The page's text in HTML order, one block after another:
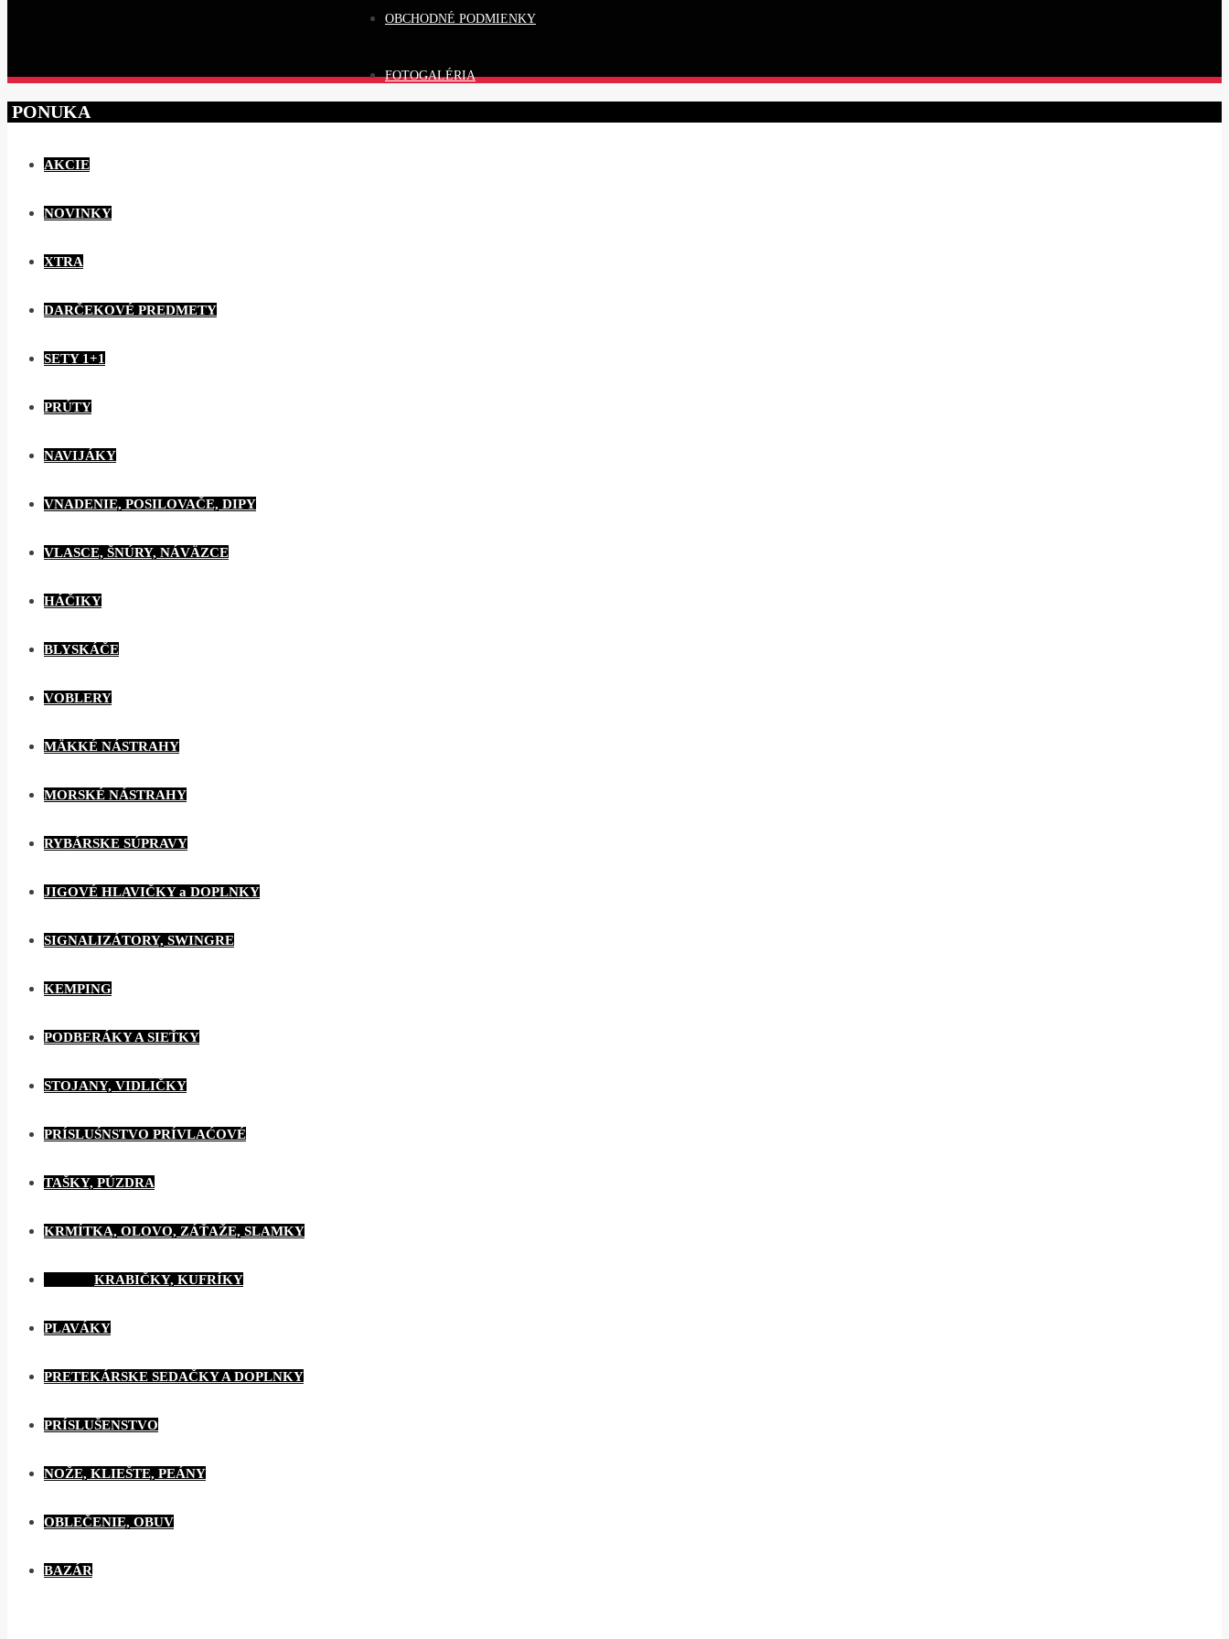
OBCHODNÉ PODMIENKY
FOTOGALÉRIA
PONUKA
AKCIE
NOVINKY
XTRA
DARČEKOVÉ PREDMETY
SETY 1+1
PRÚTY
NAVIJÁKY
VNADENIE, POSILOVAČE, DIPY
VLASCE, ŠNÚRY, NÁVÄZCE
HÁČIKY
BLYSKÁČE
VOBLERY
MÄKKÉ NÁSTRAHY
MORSKÉ NÁSTRAHY
RYBÁRSKE SÚPRAVY
JIGOVÉ HLAVIČKY a DOPLNKY
SIGNALIZÁTORY, SWINGRE
KEMPING
PODBERÁKY A SIEŤKY
STOJANY, VIDLIČKY
PRÍSLUŚNSTVO PRÍVLAĆOVÉ
TAŠKY, PÚZDRA
KRMÍTKA, OLOVO, ZÁŤAŽE, SLAMKY
KRABIČKY, KUFRÍKY
PLAVÁKY
PRETEKÁRSKE SEDAČKY A DOPLNKY
PRÍSLUŠENSTVO
NOŽE, KLIEŠTE, PEÁNY
OBLEČENIE, OBUV
BAZÁR